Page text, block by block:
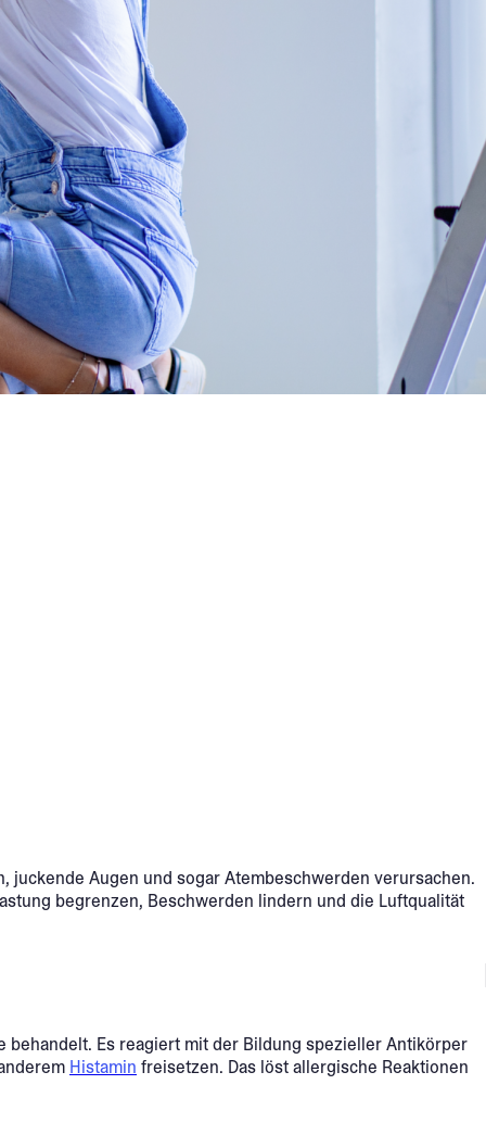
juckende Augen und sogar Atembeschwerden verursachen.
begrenzen, Beschwerden lindern und die Luftqualität
Es reagiert mit der Bildung spezieller Antikörper
Histamin freisetzen. Das löst allergische Reaktionen